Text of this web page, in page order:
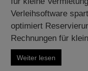
Verleihsoftware
optimiert
Rechnungen für
Weiter lesen